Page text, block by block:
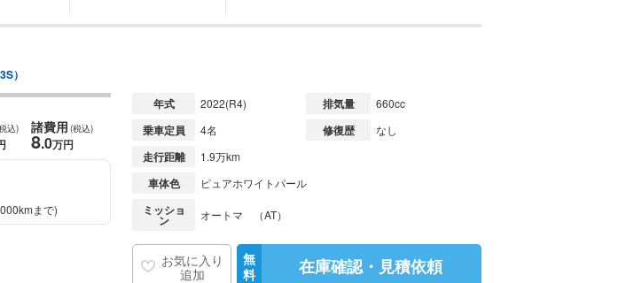
）
込) 諸費用 (税込)
8.0万円
まで)
年式 2022(R4) 排気量 660cc
乗車定員 4名 修復歴 なし
走行距離 1.9万km
車体色 ピュアホワイトパール
ミッショ
ン オートマ （AT）
お気に入り
追加
無
料
在庫確認・見積依頼